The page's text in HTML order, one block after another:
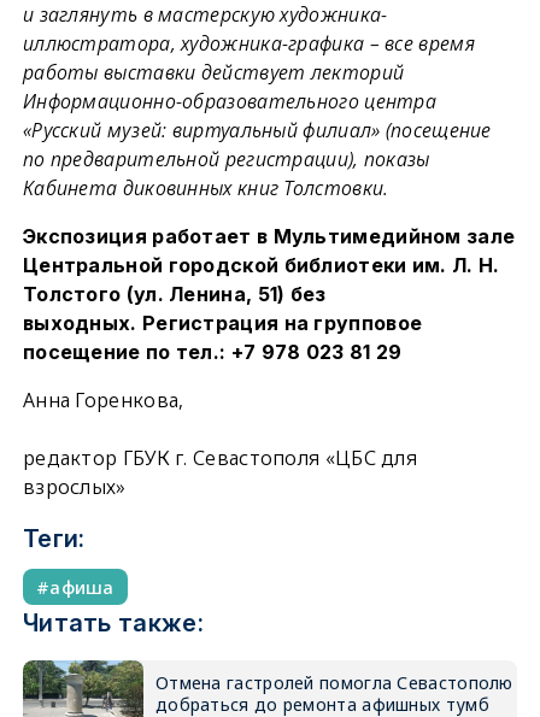
и заглянуть в мастерскую художника-
иллюстратора, художника-графика – все время
работы выставки действует лекторий
Информационно-образовательного центра
«Русский музей: виртуальный филиал» (посещение
по предварительной регистрации), показы
Кабинета диковинных книг Толстовки.
Экспозиция работает в Мультимедийном зале
Центральной городской библиотеки им. Л. Н.
Толстого (ул. Ленина, 51) без
выходных. Регистрация на групповое
посещение по тел.: +7 978 023 81 29
Анна Горенкова,
редактор ГБУК г. Севастополя «ЦБС для
взрослых»
Теги:
афиша
Читать также:
Отмена гастролей помогла Севастополю
добраться до ремонта афишных тумб